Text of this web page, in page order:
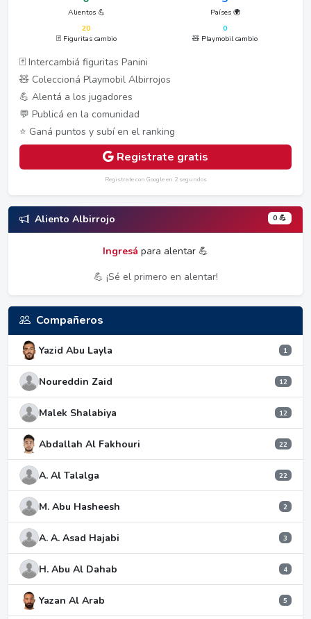
Alientos 💪
Países 🌍
20
🃏 Figuritas cambio
0
🧸 Playmobil cambio
🃏 Intercambiá figuritas Panini
🧸 Coleccioná Playmobil Albirrojos
💪 Alentá a los jugadores
💬 Publicá en la comunidad
⭐ Ganá puntos y subí en el ranking
Registrate gratis
Registrate con Google en 2 segundos
Aliento Albirrojo 0 💪
Ingresá para alentar 💪
💪 ¡Sé el primero en alentar!
Compañeros
Yazid Abu Layla 1
Noureddin Zaid 12
Malek Shalabiya 12
Abdallah Al Fakhouri 22
A. Al Talalga 22
M. Abu Hasheesh 2
A. A. Asad Hajabi 3
H. Abu Al Dahab 4
Yazan Al Arab 5